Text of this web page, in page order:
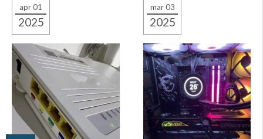
apr 01
2025
mar 03
2025